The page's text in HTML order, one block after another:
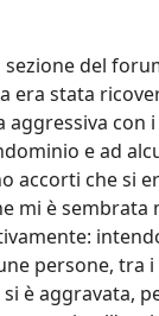
del
era stata
e ad
che si
mi è
persone, tra
è aggravata,